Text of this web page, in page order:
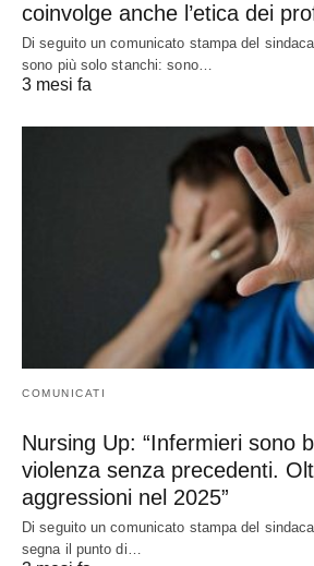
coinvolge anche l’etica dei
Di seguito un comunicato stampa del
sono più solo stanchi: sono…
3 mesi fa
COMUNICATI
Nursing Up: “Infermieri sono
violenza senza precedenti.
aggressioni nel 2025”
Di seguito un comunicato stampa del
segna il punto di…